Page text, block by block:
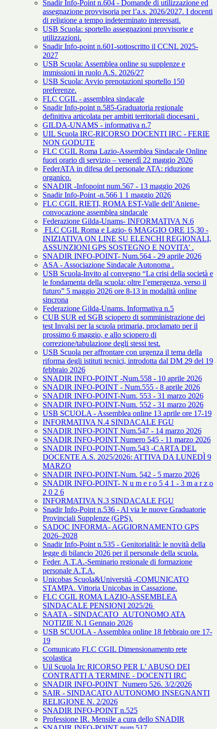
Snadir Info-Point n.604 - Domande di utilizzazione ed
assegnazione provvisoria per l’a.s. 2026/2027. I docenti
di religione a tempo indeterminato interessati.
USB Scuola: sportello assegnazioni provvisorie e
utilizzazioni.
Snadir Info-point n.601-sottoscritto il CCNL 2025-
2027
USB Scuola: Assemblea online su supplenze e
immissioni in ruolo A.S. 2026/27
USB Scuola: Avvio prenotazioni sportello 150
preferenze.
FLC CGIL - assemblea sindacale
Snadir Info-point n.585-Graduatoria regionale
definitiva articolata per ambiti territoriali diocesani .
GILDA-UNAMS - informativa n.7
UIL Scuola IRC-RICORSO DOCENTI IRC - FERIE
NON GODUTE
FLC CGIL Roma Lazio-Assemblea Sindacale Online
fuori orario di servizio – venerdì 22 maggio 2026
FederATA in difesa del personale ATA: riduzione
organico.
SNADIR -Infopoint num.567 - 13 maggio 2026
Snadir Info-Point -n.566 1 1 maggio 2026
FLC CGIL RIETI, ROMA EST-Valle dell’Aniene-
convocazione assemblea sindacale
Federazione Gilda-Unams- INFORMATIVA N.6
FLC CGIL Roma e Lazio- 6 MAGGIO ORE 15,30 -
INIZIATIVA ON LINE SU ELENCHI REGIONALI,
ASSUNZIONI GPS SOSTEGNO E NOVITA’ .
SNADIR INFO-POINT- Num.564 - 29 aprile 2026
ASA - Associazione Sindacale Autonoma .
USB Scuola-Invito al convegno “La crisi della società e
le fondamenta della scuola: oltre l’emergenza, verso il
futuro” 5 maggio 2026 ore 8-13 in modalità online
sincrona
Federazione Gilda-Unams. Informativa n.5
CUB SUR ed SGB sciopero di somministrazione dei
test Invalsi per la scuola primaria, proclamato per il
prossimo 6 maggio, e allo sciopero di
correzione/tabulazione degli stessi test.
USB Scuola per affrontare con urgenza il tema della
riforma degli istituti tecnici, introdotta dal DM 29 del 19
febbraio 2026
SNADIR INFO-POINT -Num.558 - 10 aprile 2026
SNADIR INFO-POINT - Num.555 - 8 aprile 2026
SNADIR INFO-POINT-Num. 553 - 31 marzo 2026
SNADIR INFO-POINT-Num. 552 - 31 marzo 2026
USB SCUOLA - Assemblea online 13 aprile ore 17-19
INFORMATIVA N.4 SINDACALE FGU
SNADIR INFO-POINT Num.547 - 14 marzo 2026
SNADIR INFO-POINT Numero 545 - 11 marzo 2026
SNADIR INFO-POINT-Num.543 -CARTA DEL
DOCENTE A.S. 2025/2026: ATTIVA DA LUNEDÌ 9
MARZO
SNADIR INFO-POINT-Num. 542 - 5 marzo 2026
SNADIR INFO-POINT- N u m e r o 5 4 1 - 3 m a r z o
2 0 2 6
INFORMATIVA N.3 SINDACALE FGU
Snadir Info-Point n.536 - Al via le nuove Graduatorie
Provinciali Supplenze (GPS).
SADOC INFORMA- AGGIORNAMENTO GPS
2026–2028
Snadir Info-Point n.535 - Genitorialità: le novità della
legge di bilancio 2026 per il personale della scuola.
Feder. A.T.A.-Seminario regionale di formazione
personale A.T.A.
Unicobas Scuola&Università -COMUNICATO
STAMPA. Vittoria Unicobas in Cassazione.
FLC CGIL ROMA LAZIO-ASSEMBLEA
SINDACALE PENSIONI 2025/26
SAATA - SINDACATO AUTONOMO ATA
NOTIZIE N.1 Gennaio 2026
USB SCUOLA - Assemblea online 18 febbraio ore 17-
19
Comunicato FLC CGIL Dimensionamento rete
scolastica
Uil Scuola Irc RICORSO PER L' ABUSO DEI
CONTRATTI A TERMINE - DOCENTI IRC
SNADIR INFO-POINT Numero 526. 3/2/2026
SAIR - SINDACATO AUTONOMO INSEGNANTI
RELIGIONE N. 2/2026
SNADIR INFO-POINT n.525
Professione IR. Mensile a cura dello SNADIR